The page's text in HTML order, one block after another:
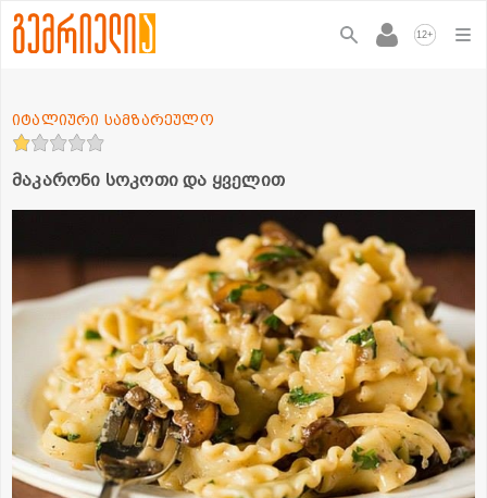
12+
მაკარონი სოკოთი და ყველით
იტალიური სამზარეულო